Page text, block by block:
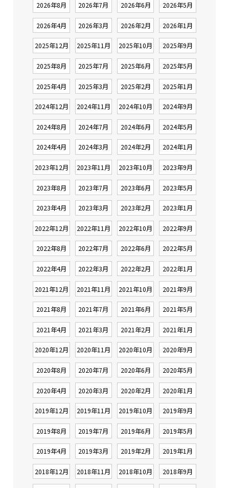
2026年8月 2026年7月 2026年6月 2026年5月
2026年4月 2026年3月 2026年2月 2026年1月
2025年12月 2025年11月 2025年10月 2025年9月
2025年8月 2025年7月 2025年6月 2025年5月
2025年4月 2025年3月 2025年2月 2025年1月
2024年12月 2024年11月 2024年10月 2024年9月
2024年8月 2024年7月 2024年6月 2024年5月
2024年4月 2024年3月 2024年2月 2024年1月
2023年12月 2023年11月 2023年10月 2023年9月
2023年8月 2023年7月 2023年6月 2023年5月
2023年4月 2023年3月 2023年2月 2023年1月
2022年12月 2022年11月 2022年10月 2022年9月
2022年8月 2022年7月 2022年6月 2022年5月
2022年4月 2022年3月 2022年2月 2022年1月
2021年12月 2021年11月 2021年10月 2021年9月
2021年8月 2021年7月 2021年6月 2021年5月
2021年4月 2021年3月 2021年2月 2021年1月
2020年12月 2020年11月 2020年10月 2020年9月
2020年8月 2020年7月 2020年6月 2020年5月
2020年4月 2020年3月 2020年2月 2020年1月
2019年12月 2019年11月 2019年10月 2019年9月
2019年8月 2019年7月 2019年6月 2019年5月
2019年4月 2019年3月 2019年2月 2019年1月
2018年12月 2018年11月 2018年10月 2018年9月